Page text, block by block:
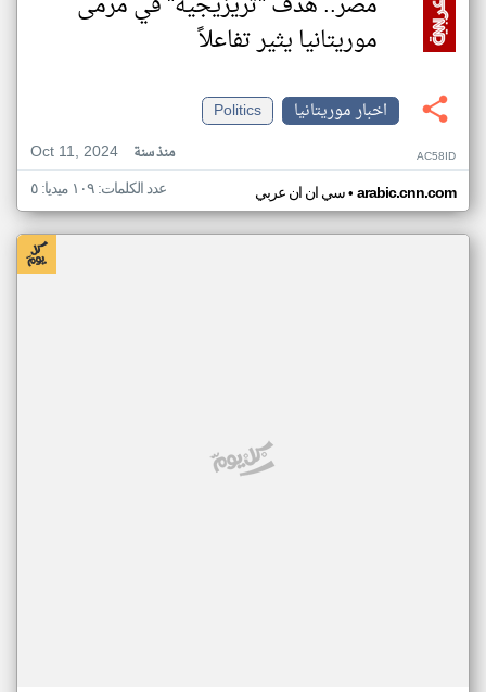
موريتانيا يثير تفاعلاً
اخبار موريتانيا
Politics
Oct 11, 2024
منذ سنة AC58ID
سي ان ان عربي• arabic.cnn.com عدد الكلمات: ١٠٩ ميديا: ٥